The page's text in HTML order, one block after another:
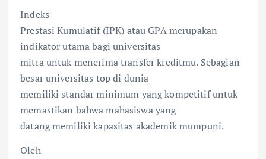
Indeks
Prestasi Kumulatif (IPK) atau GPA merupakan
indikator utama bagi universitas
mitra untuk menerima transfer kreditmu. Sebagian
besar universitas top di dunia
memiliki standar minimum yang kompetitif untuk
memastikan bahwa mahasiswa yang
datang memiliki kapasitas akademik mumpuni.
Oleh